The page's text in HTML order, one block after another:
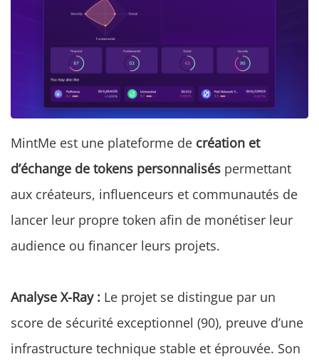
MintMe est une plateforme de création et
d’échange de tokens personnalisés permettant
aux créateurs, influenceurs et communautés de
lancer leur propre token afin de monétiser leur
audience ou financer leurs projets.
Analyse X-Ray : Le projet se distingue par un
score de sécurité exceptionnel (90), preuve d’une
infrastructure technique stable et éprouvée. Son